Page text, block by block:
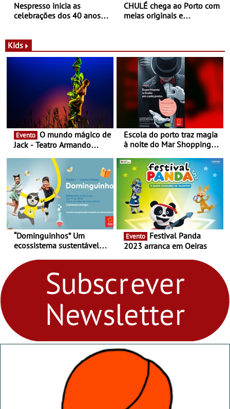
Nespresso inicia as
celebrações dos 40 anos
Novas - Edição limitada
Nespresso x Torres Novas
CHULÉ chega ao Porto com
meias originais e
Shopping
Kids
Evento
Jack - Teatro Armando
Escola do porto traz magia
à noite do Mar Shopping
29 de abril, às 21h00
“Dominguinhos” Um
ecossistema sustentável
fores - Atelier de Educação
Ambiental nos
“Dominguinhos” de 23 de
Evento
2023 arranca em Oeiras